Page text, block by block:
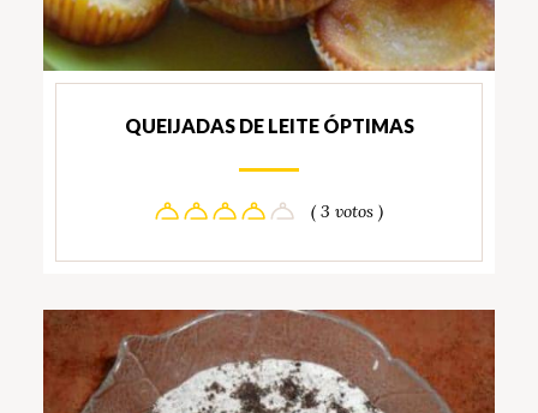
QUEIJADAS DE LEITE ÓPTIMAS
( 3 votos )